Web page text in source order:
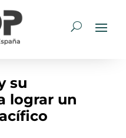
su
lograr un